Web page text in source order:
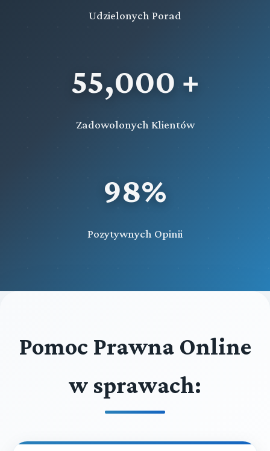
Udzielonych Porad
55,000 +
Zadowolonych Klientów
98%
Pozytywnych Opinii
Pomoc Prawna Online
w sprawach: